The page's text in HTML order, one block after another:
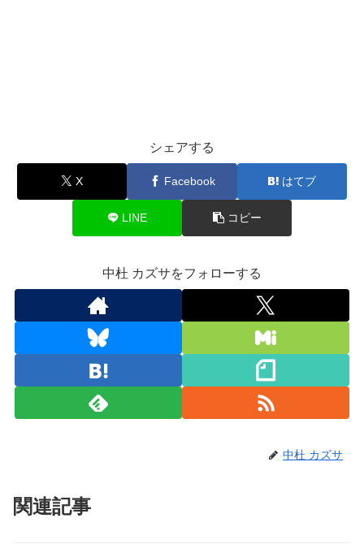
シェアする
X Facebook はてブ
LINE コピー
中杜 カズサをフォローする
中杜 カズサ
関連記事